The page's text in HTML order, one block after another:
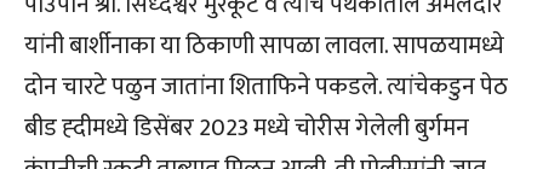
यांनी बार्शीनाका या ठिकाणी सापळा लावला. सापळयामध्ये
दोन चारटे पळुन जातांना शिताफिने पकडले. त्यांचेकडुन पेठ
बीड ह्दीमध्ये डिसेंबर 2023 मध्ये चोरीस गेलेली बुर्गमन